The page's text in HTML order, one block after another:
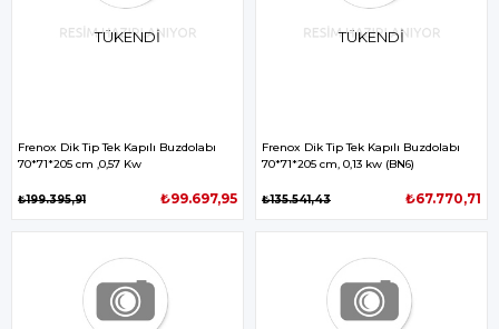
TÜKENDI
Frenox Dik Tip Tek Kapılı Buzdolabı
70*71*205 cm ,0,57 Kw
₺99.697,95
₺199.395,91
TÜKENDI
Frenox Dik Tip Tek Kapılı Buzdolabı
70*71*205 cm, 0,13 kw (BN6)
₺67.770,71
₺135.541,43